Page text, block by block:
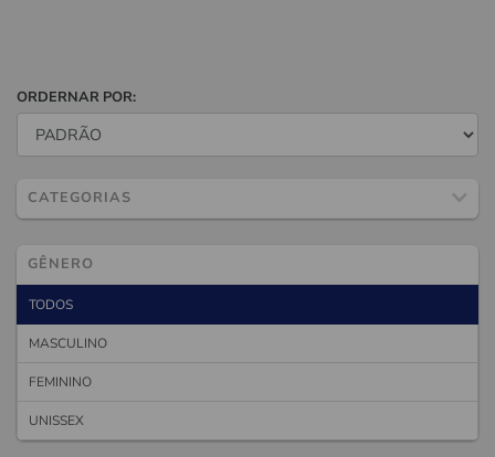
ORDERNAR POR:
CATEGORIAS
GÊNERO
TODOS
MASCULINO
FEMININO
UNISSEX